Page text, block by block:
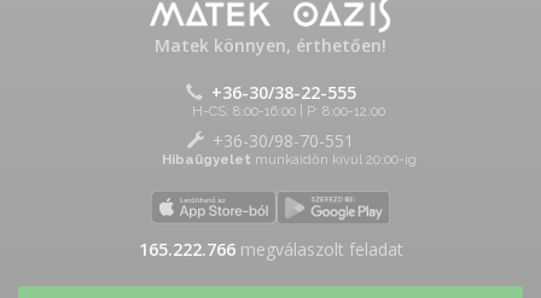
Matek könnyen, érthetően!
+36-30/38-22-555
H-CS: 8:00-16:00 | P: 8:00-12:00
+36-30/98-70-551
Hibaügyelet munkaidőn kívül 20:00-ig
165.222.766megválaszolt feladat